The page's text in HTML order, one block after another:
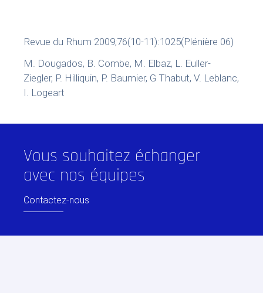
LinkedIn Twitter
Revue du Rhum 2009;76(10-11):1025(Plénière 06)
M. Dougados, B. Combe, M. Elbaz, L. Euller-
Ziegler, P. Hilliquin, P. Baumier, G Thabut, V. Leblanc,
I. Logeart
Vous souhaitez échanger
avec nos équipes
Contactez-nous